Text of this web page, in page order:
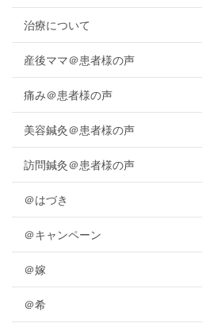
治療について
産後ママ＠患者様の声
痛み＠患者様の声
美容鍼灸＠患者様の声
訪問鍼灸＠患者様の声
＠はづき
＠キャンペーン
＠嫁
＠希